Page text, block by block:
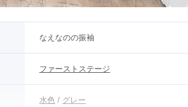
なえなのの振袖
ファーストステージ
水色 / グレー